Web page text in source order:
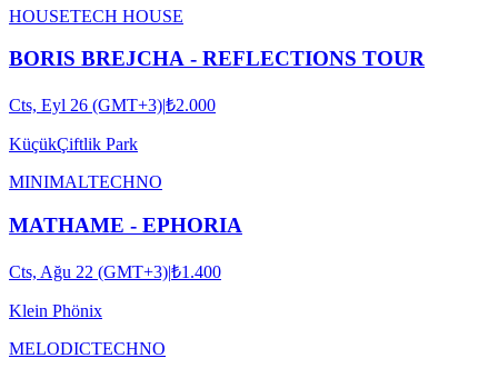
HOUSETECH HOUSE
BORIS BREJCHA - REFLECTIONS TOUR
Cts, Eyl 26 (GMT+3)|₺2.000
KüçükÇiftlik Park
MINIMALTECHNO
MATHAME - EPHORIA
Cts, Ağu 22 (GMT+3)|₺1.400
Klein Phönix
MELODICTECHNO